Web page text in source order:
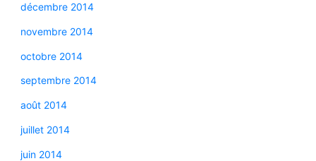
décembre 2014
novembre 2014
octobre 2014
septembre 2014
août 2014
juillet 2014
juin 2014